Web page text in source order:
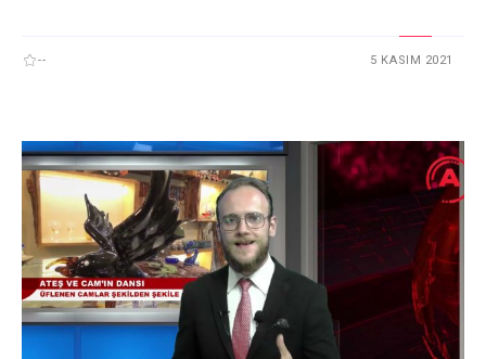
-- 5 KASIM 2021